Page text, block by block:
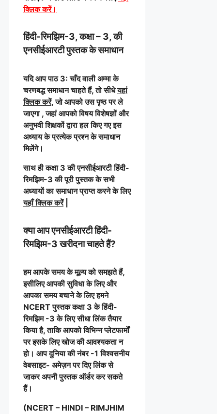
क्लिक करें।
हिंदी-रिमझिम-3, कक्षा – 3, की
एनसीईआरटी पुस्तक के समाधान
यदि आप पाठ 3: चाँद वाली अम्मा के
चरणबद्ध समाधान चाहते हैं, तो सीधेयहां
क्लिक करें, जो आपको उस पृष्ठ पर ले
जाएगा , जहां आपको विषय विशेषज्ञों और
अनुभवी शिक्षकों द्वारा हल किए गए इस
अध्याय के प्रत्येक प्रश्न के समाधान
मिलेंगे।
साथ ही कक्षा 3 की एनसीईआरटी हिंदी-
रिमझिम-3 की पूरी पुस्तक के सभी
अध्यायों का समाधान प्राप्त करने के लिए
यहाँ क्लिक करेें|
क्या आप एनसीईआरटी हिंदी-
रिमझिम-3 खरीदना चाहते हैं?
हम आपके समय के मूल्य को समझते हैं,
इसीलिए आपकी सुविधा के लिए और
आपका समय बचाने के लिए हमने
NCERT पुस्तक कक्षा 3 के हिंदी-
रिमझिम -3 के लिए सीधा लिंक तैयार
किया है, ताकि आपको विभिन्न प्लेटफार्मों
पर इसके लिए खोज की आवश्यकता न
हो। आप दुनिया की नंबर -1 विश्वसनीय
वेबसाइट- अमेज़न पर दिए लिंक से
जाकर अपनी पुस्तक ऑर्डर कर सकते
हैं।
(NCERT – HINDI – RIMJHIM